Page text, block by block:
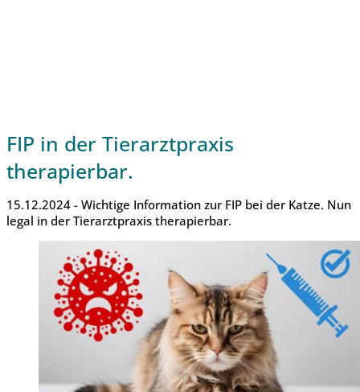
FIP in der Tierarztpraxis
therapierbar.
15.12.2024 - Wichtige Information zur FIP bei der Katze. Nun
legal in der Tierarztpraxis therapierbar.